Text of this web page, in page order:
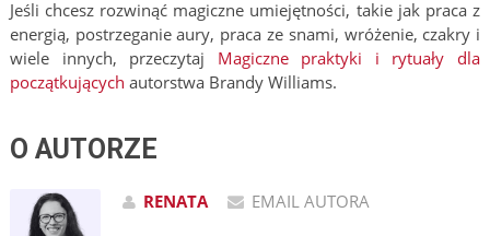
Jeśli chcesz rozwinąć magiczne umiejętności, takie jak praca z
energią, postrzeganie aury, praca ze snami, wróżenie, czakry i
wiele innych, przeczytaj Magiczne praktyki i rytuały dla
początkujących autorstwa Brandy Williams.
O AUTORZE
RENATA EMAIL AUTORA